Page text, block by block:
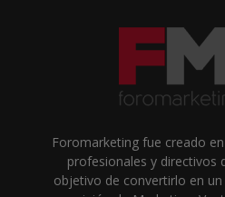
Foromarketing fue creado
profesionales y directivos
objetivo de convertirlo en